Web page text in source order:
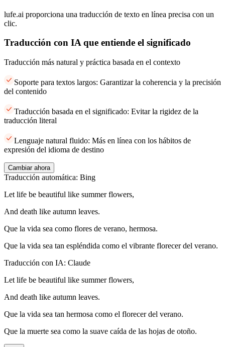
lufe.ai proporciona una traducción de texto en línea precisa con un
clic.
Traducción con IA que entiende el significado
Traducción más natural y práctica basada en el contexto
Soporte para textos largos: Garantizar la coherencia y la precisión
del contenido
Traducción basada en el significado: Evitar la rigidez de la
traducción literal
Lenguaje natural fluido: Más en línea con los hábitos de
expresión del idioma de destino
Cambiar ahora
Traducción automática: Bing
Let life be beautiful like summer flowers,
And death like autumn leaves.
Que la vida sea como flores de verano, hermosa.
Que la vida sea tan espléndida como el vibrante florecer del verano.
Traducción con IA: Claude
Let life be beautiful like summer flowers,
And death like autumn leaves.
Que la vida sea tan hermosa como el florecer del verano.
Que la muerte sea como la suave caída de las hojas de otoño.